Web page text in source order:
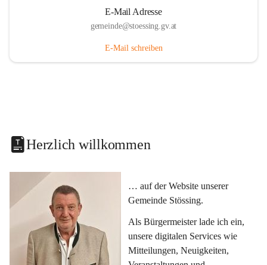
E-Mail Adresse
gemeinde@stoessing.gv.at
E-Mail schreiben
Herzlich willkommen
… auf der Website unserer
Gemeinde Stössing.
Als Bürgermeister lade ich ein,
unsere digitalen Services wie
Mitteilungen, Neuigkeiten,